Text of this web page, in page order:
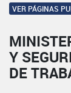
VER PÁGINAS
Y
DE